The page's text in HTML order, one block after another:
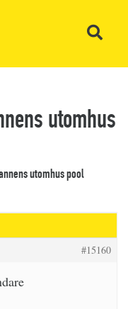
utomhus
utomhus pool
#15160